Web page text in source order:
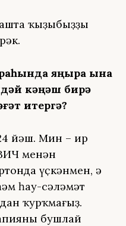
ҡыҙыбыҙҙы
яңыраҡ ҡына
кәңәш бирә
итергә?
йәш. Мин – ир
менән
үҫкәнмен, ә
һау-сәләмәт
ҡурҡмағыҙ.
бушлай